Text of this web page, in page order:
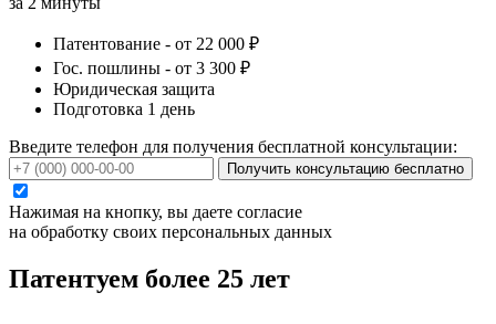
Патентование - от 22 000 ₽
Гос. пошлины - от 3 300 ₽
Юридическая защита
Подготовка 1 день
Введите телефон для получения бесплатной консультации:
Получить консультацию бесплатно
Нажимая на кнопку, вы даете согласие
на обработку своих персональных данных
Патентуем более 25 лет